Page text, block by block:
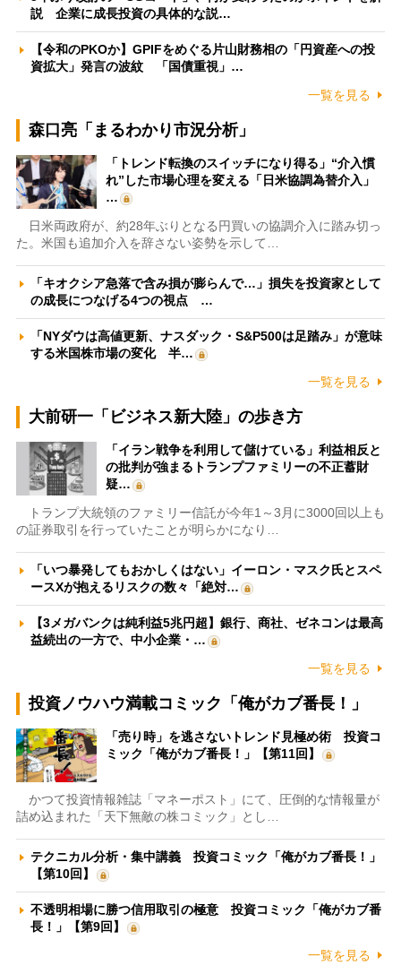
説 企業に成長投資の具体的な説…
【令和のPKOか】GPIFをめぐる片山財務相の「円資産への投
資拡大」発言の波紋 「国債重視」…
一覧を見る
森口亮「まるわかり市況分析」
「トレンド転換のスイッチになり得る」“介入慣
れ”した市場心理を変える「日米協調為替介入」
…
日米両政府が、約28年ぶりとなる円買いの協調介入に踏み切っ
た。米国も追加介入を辞さない姿勢を示して…
「キオクシア急落で含み損が膨らんで…」損失を投資家として
の成長につなげる4つの視点 …
「NYダウは高値更新、ナスダック・S&P500は足踏み」が意味
する米国株市場の変化 半…
一覧を見る
大前研一「ビジネス新大陸」の歩き方
「イラン戦争を利用して儲けている」利益相反と
の批判が強まるトランプファミリーの不正蓄財
疑…
トランプ大統領のファミリー信託が今年1～3月に3000回以上も
の証券取引を行っていたことが明らかになり…
「いつ暴発してもおかしくはない」イーロン・マスク氏とスペ
ースXが抱えるリスクの数々「絶対…
【3メガバンクは純利益5兆円超】銀行、商社、ゼネコンは最高
益続出の一方で、中小企業・…
一覧を見る
投資ノウハウ満載コミック「俺がカブ番長！」
「売り時」を逃さないトレンド見極め術 投資コ
ミック「俺がカブ番長！」【第11回】
かつて投資情報雑誌「マネーポスト」にて、圧倒的な情報量が
詰め込まれた「天下無敵の株コミック」とし…
テクニカル分析・集中講義 投資コミック「俺がカブ番長！」
【第10回】
不透明相場に勝つ信用取引の極意 投資コミック「俺がカブ番
長！」【第9回】
一覧を見る